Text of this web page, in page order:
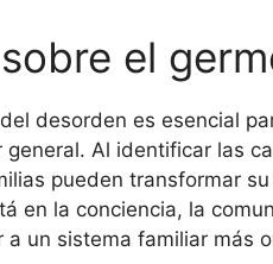
el
desorden es esencial
Al identificar las
pueden transformar
en la conciencia, la
un sistema familiar más